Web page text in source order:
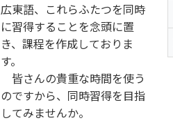
広東語、これらふたつを同時
に習得することを念頭に置
き、課程を作成しておりま
す。
皆さんの貴重な時間を使う
のですから、同時習得を目指
してみませんか。